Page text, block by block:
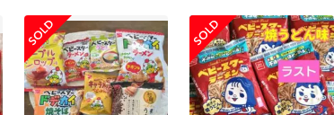
売り‼︎
セット 【(1)ラーメン丸
チキン味 132g(22g×6袋)
(2)焼そば丸 ソース味
120g(20g×6袋) 】 各種2袋
ずつ 合計4袋セット ★ス
ラスラ本舗オリジナルポ